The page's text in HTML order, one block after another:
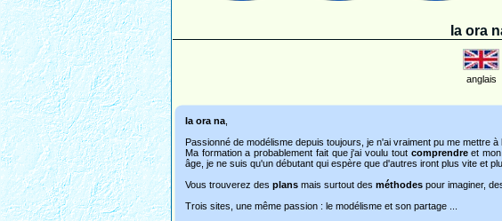
Ia ora
anglais
Ia ora na
Passionné de modélisme depuis toujours, je n'ai vraiment pu me mettre à
Ma formation a probablement fait que j'ai voulu tout comprendreet mon
âge, je ne suis qu'un débutant qui espère que d'autres iront plus vite et
Vous trouverez des plans mais surtout des méthodes pour imaginer,
Trois sites, une même passion : le modélisme et son partage ...